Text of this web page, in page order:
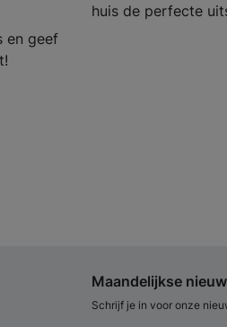
en geef
huis de perfecte
Maandelijkse
Schrijf je in voor onze